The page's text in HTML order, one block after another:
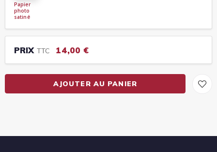
Papier
photo
satiné
PRIX TTC 14,00 €
AJOUTER AU PANIER